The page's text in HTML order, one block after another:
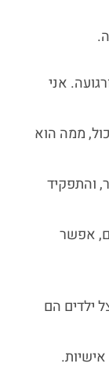
אני
ממה הוא
והתפקיד
אפשר
ילדים הם